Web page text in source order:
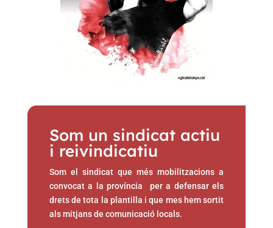
Som un sindicat actiu
i reivindicatiu
Som el sindicat que més mobilitzacions a
convocat a la província per a defensar els
drets de tota la plantilla i que mes hem sortit
als mitjans de comunicació locals.